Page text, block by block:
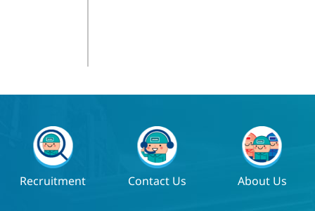
Recruitment Contact Us About Us